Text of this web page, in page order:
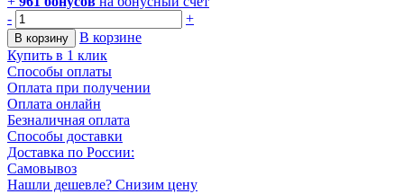
-
+
В корзину
В корзине
Купить в 1 клик
Способы оплаты
Оплата при получении
Оплата онлайн
Безналичная оплата
Способы доставки
Доставка по России:
Самовывоз
Нашли дешевле? Снизим цену